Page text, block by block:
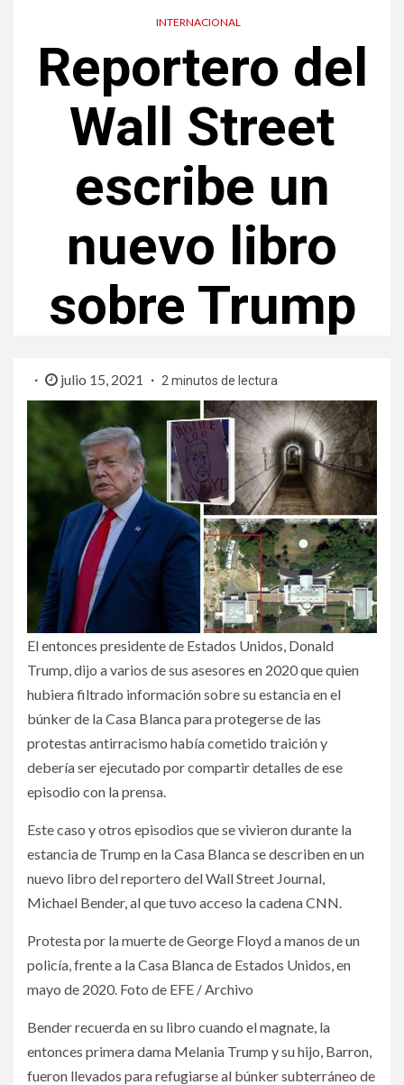
INTERNACIONAL
Reportero del
Wall Street
escribe un
nuevo libro
sobre Trump
julio 15, 2021 2 minutos de lectura
El entonces presidente de Estados Unidos, Donald
Trump, dijo a varios de sus asesores en 2020 que quien
hubiera filtrado información sobre su estancia en el
búnker de la Casa Blanca para protegerse de las
protestas antirracismo había cometido traición y
debería ser ejecutado por compartir detalles de ese
episodio con la prensa.
Este caso y otros episodios que se vivieron durante la
estancia de Trump en la Casa Blanca se describen en un
nuevo libro del reportero del Wall Street Journal,
Michael Bender, al que tuvo acceso la cadena CNN.
Protesta por la muerte de George Floyd a manos de un
policía, frente a la Casa Blanca de Estados Unidos, en
mayo de 2020. Foto de EFE / Archivo
Bender recuerda en su libro cuando el magnate, la
entonces primera dama Melania Trump y su hijo, Barron,
fueron llevados para refugiarse al búnker subterráneo de